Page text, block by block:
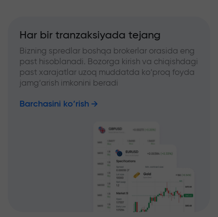
Har bir tranzaksiyada tejang
Bizning spredlar boshqa brokerlar orasida eng
past hisoblanadi. Bozorga kirish va chiqishdagi
past xarajatlar uzoq muddatda ko‘proq foyda
jamg‘arish imkonini beradi
Barchasini ko‘rish